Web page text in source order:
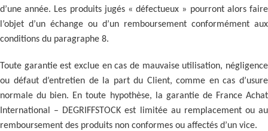
d’une année. Les produits jugés « défectueux » pourront alors faire
l’objet d’un échange ou d’un remboursement conformément aux
conditions du paragraphe 8.
Toute garantie est exclue en cas de mauvaise utilisation, négligence
ou défaut d’entretien de la part du Client, comme en cas d’usure
normale du bien. En toute hypothèse, la garantie de France Achat
International – DEGRIFFSTOCK est limitée au remplacement ou au
remboursement des produits non conformes ou affectés d’un vice.